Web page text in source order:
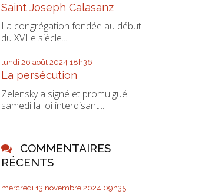
Saint Joseph Calasanz
La congrégation fondée au début
du XVIIe siècle...
lundi 26 août 2024 18h36
La persécution
Zelensky a signé et promulgué
samedi la loi interdisant...
COMMENTAIRES
RÉCENTS
mercredi 13 novembre 2024 09h35